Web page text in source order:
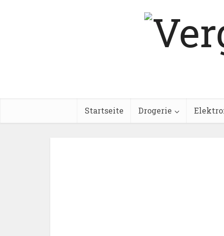
Startseite Drogerie